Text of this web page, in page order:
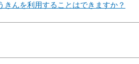
んを利用することはできますか？